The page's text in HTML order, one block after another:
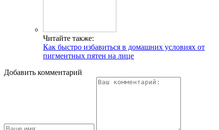
Читайте также:
Как быстро избавиться в домашних условиях от
пигментных пятен на лице
Добавить комментарий